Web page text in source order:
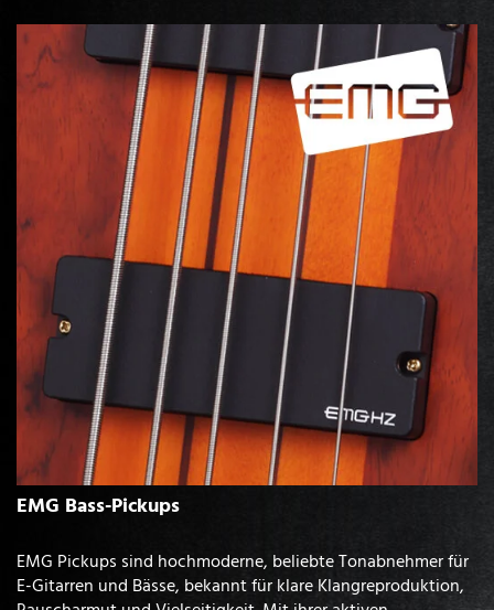
EMG Bass-Pickups
EMG Pickups sind hochmoderne, beliebte Tonabnehmer für
E-Gitarren und Bässe, bekannt für klare Klangreproduktion,